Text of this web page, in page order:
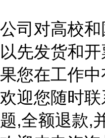
公司对高校
以先发货和
果您在工作
欢迎您随时
题,全额退款,